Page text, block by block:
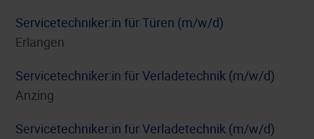
Servicetechniker:in für Türen (m/w/d)
Erlangen
Servicetechniker:in für Verladetechnik (m/w/d)
Anzing
Servicetechniker:in für Verladetechnik (m/w/d)